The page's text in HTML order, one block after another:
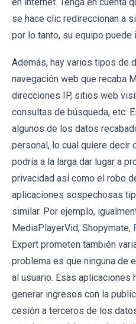
se hace clic redireccionan a
por lo tanto, su equipo puede
Además, hay varios tipos de
navegación web que recaba
direcciones IP, sitios web
consultas de búsqueda, etc.
algunos de los datos
personal, lo cual quiere decir
podría a la larga dar lugar a
privacidad así como el robo
aplicaciones sospechosas
similar. Por ejemplo,
MediaPlayerVid, Shopymate,
Expert prometen también
problema es que ninguna de
al usuario. Esas aplicaciones
generar ingresos con la
cesión a terceros de los